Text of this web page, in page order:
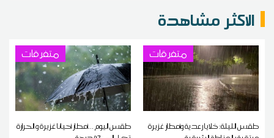
الاكثر مشاهدة
متفرقات
طقس الليلة: خلايا رعدية وأمطار غزيرة
متفرقات
طقس اليوم ...أمطار أحيانا غزيرة و الحرارة